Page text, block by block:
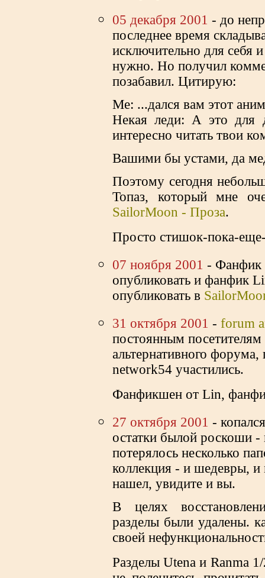
05 декабря 2001 - до
последнее время
исключительно для себя
нужно. Но получил
позабавил. Цитирую:
Ме: ...дался вам этот
Некая леди: А это
интересно читать твои
Вашими бы устами, да
Поэтому сегодня
Топаз, который мне
SailorMoon - Проза.
Просто стишок-пока-
07 ноября 2001 - Фанфик
опубликовать и фанфик
опубликовать в
31 октября 2001 - forum
постоянным посетителям
альтернативного
network54 участились.
Фанфикшен от Lin,
27 октября 2001 -
остатки былой роскоши -
потерялось несколько
коллекция - и шедевры, и
нашел, увидите и вы.
В целях
разделы были удалены.
своей
Разделы Utena и Ranma